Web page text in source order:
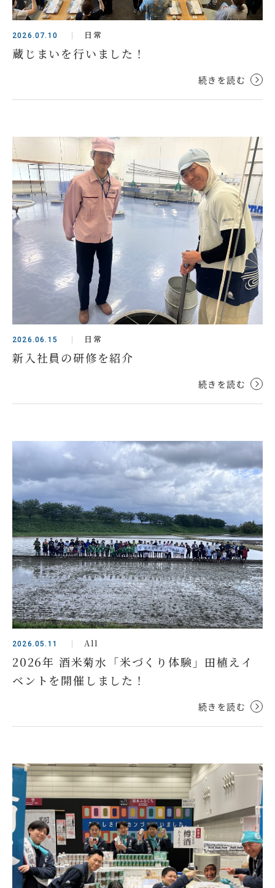
2026.07.10 日常
蔵じまいを行いました！
続きを読む
2026.06.15 日常
新入社員の研修を紹介
続きを読む
2026.05.11 All
2026年 酒米菊水「米づくり体験」田植えイ
ベントを開催しました！
続きを読む